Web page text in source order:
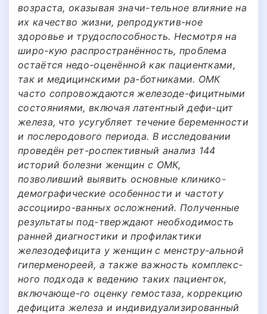
возраста, оказывая значи-тельное влияние на
их качество жизни, репродуктив-ное
здоровье и трудоспособность. Несмотря на
широ-кую распространённость, проблема
остаётся недо-оценённой как пациентками,
так и медицинскими ра-ботниками. ОМК
часто сопровождаются железоде-фицитными
состояниями, включая латентный дефи-цит
железа, что усугубляет течение беременности
и послеродового периода. В исследовании
проведён рет-роспективный анализ 144
историй болезни женщин с ОМК,
позволивший выявить основные клинико-
демографические особенности и частоту
ассоцииро-ванных осложнений. Полученные
результаты под-тверждают необходимость
ранней диагностики и профилактики
железодефицита у женщин с менстру-альной
гиперменореей, а также важность комплекс-
ного подхода к ведению таких пациенток,
включающе-го оценку гемостаза, коррекцию
дефицита железа и индивидуализированный